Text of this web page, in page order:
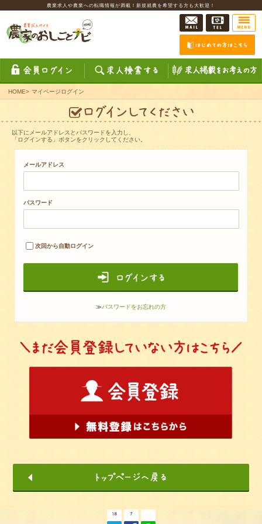
農業求人や農業への転職情報が満載！新規就農を希望する方も大歓迎！
HOME> マイページログイン
以下にメールアドレスとパスワードを入力し、
「ログインする」ボタンをクリックしてください。
メールアドレス
パスワード
次回から自動ログイン
≫パスワードをお忘れの方